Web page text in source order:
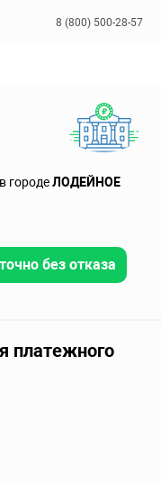
8 (800) 500-28-57
городеЛОДЕЙНОЕ
без отказа
платежного